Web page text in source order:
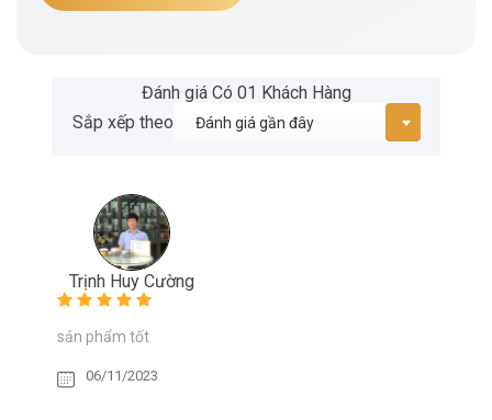
Đánh giá Có 01 Khách Hàng
Sắp xếp theo
Trịnh Huy Cường
sản phẩm tốt
06/11/2023